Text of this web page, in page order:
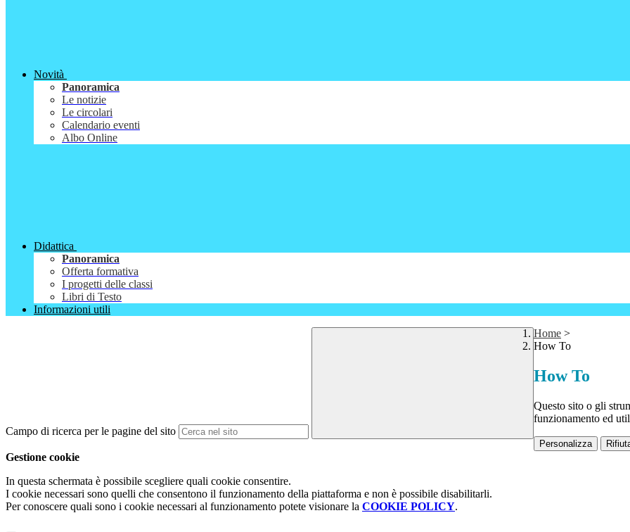
Novità
Panoramica
Le notizie
Le circolari
Calendario eventi
Albo Online
Didattica
Panoramica
Offerta formativa
I progetti delle classi
Libri di Testo
Informazioni utili
Campo di ricerca per le pagine del sito
Home >
How To
How To
Questo sito o gli
funzionamento ed
Personalizza
Gestione cookie
In questa schermata è possibile scegliere quali cookie consentire.
I cookie necessari sono quelli che consentono il funzionamento della piattaforma e non è possibile disabilitarli.
Per conoscere quali sono i cookie necessari al funzionamento potete visionare la COOKIE POLICY.